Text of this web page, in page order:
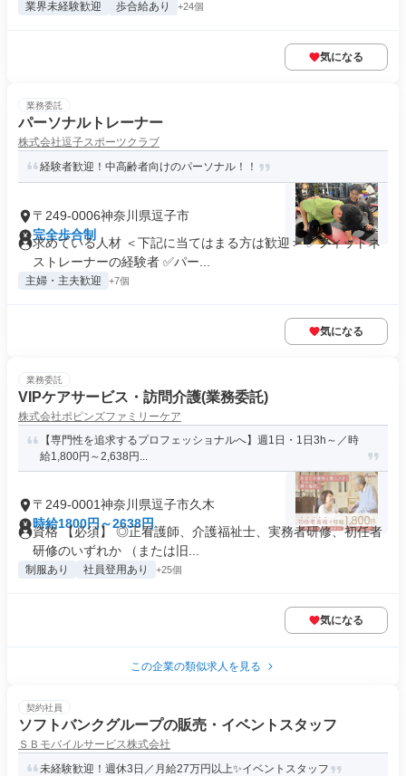
業界未経験歓迎 歩合給あり +24個
気になる
業務委託
パーソナルトレーナー
株式会社逗子スポーツクラブ
経験者歓迎！中高齢者向けのパーソナル！！
〒249-0006神奈川県逗子市
完全歩合制
求めている人材 ＜下記に当てはまる方は歓迎＞ ✅フィットネ
ストレーナーの経験者 ✅パー...
主婦・主夫歓迎 +7個
気になる
業務委託
VIPケアサービス・訪問介護(業務委託)
株式会社ポピンズファミリーケア
【専門性を追求するプロフェッショナルへ】週1日・1日3h～／時
給1,800円～2,638円...
〒249-0001神奈川県逗子市久木
時給1800円～2638円
資格 【必須】 ◎正看護師、介護福祉士、実務者研修、初任者
研修のいずれか （または旧...
制服あり 社員登用あり +25個
気になる
この企業の類似求人を見る
契約社員
ソフトバンクグループの販売・イベントスタッフ
ＳＢモバイルサービス株式会社
未経験歓迎！週休3日／月給27万円以上✨イベントスタッフ